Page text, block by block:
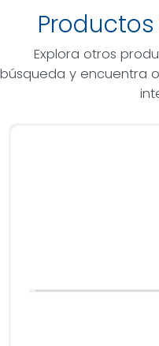
Productos
Explora otros
búsqueda y encuentra